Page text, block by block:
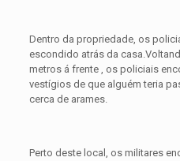
Dentro da propriedade, os
escondido atrás da
metros á frente , os policiais
vestígios de que alguém teria
cerca de arames.
Perto deste local, os militares